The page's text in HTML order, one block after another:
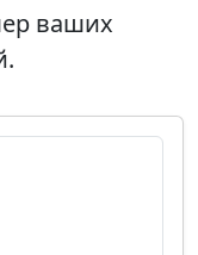
ваших